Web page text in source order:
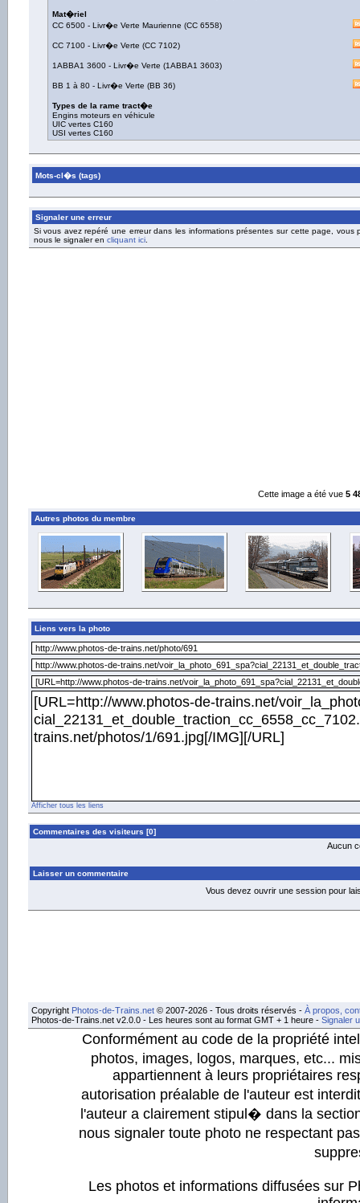
Mat�riel
CC 6500 - Livr�e Verte Maurienne (CC 6558)
CC 7100 - Livr�e Verte (CC 7102)
1ABBA1 3600 - Livr�e Verte (1ABBA1 3603)
BB 1 à 80 - Livr�e Verte (BB 36)
Types de la rame tract�e
Engins moteurs en véhicule
UIC vertes C160
USI vertes C160
Mots-cl�s (tags)
Signaler une erreur
Si vous avez repéré une erreur dans les informations présentes sur cette page, vous
nous le signaler en cliquant ici.
Cette image a été vue 5
Autres photos du membre
Liens vers la photo
Afficher tous les liens
Commentaires des visiteurs [0]
Aucun
Laisser un commentaire
Vous devez ouvrir une session pour
Copyright Photos-de-Trains.net © 2007-2026 - Tous droits réservés - À propos,
Photos-de-Trains.net v2.0.0 - Les heures sont au format GMT + 1 heure - Signaler
Conformément au code de la propriété
photos, images, logos, marques, etc...
appartiennent à leurs propriétaires
autorisation préalable de l'auteur est
l'auteur a clairement stipul� dans la
nous signaler toute photo ne respectant
Les photos et informations diffusées sur